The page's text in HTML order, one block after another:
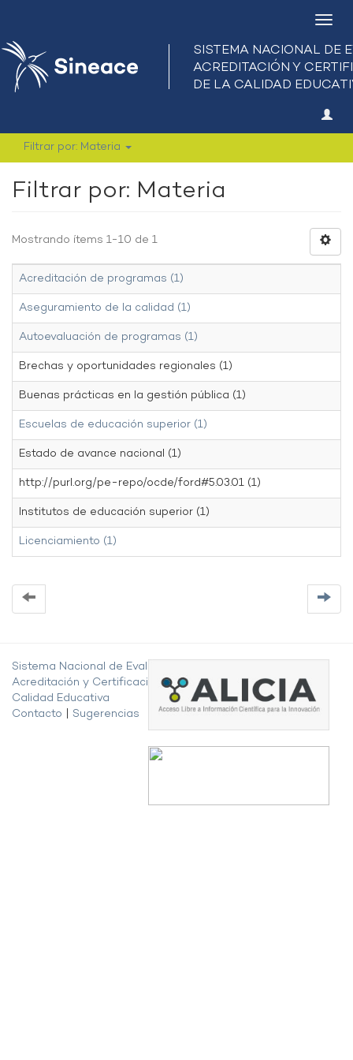
Filtrar por: Materia
Filtrar por: Materia
Mostrando ítems 1-10 de 1
Acreditación de programas (1)
Aseguramiento de la calidad (1)
Autoevaluación de programas (1)
Brechas y oportunidades regionales (1)
Buenas prácticas en la gestión pública (1)
Escuelas de educación superior (1)
Estado de avance nacional (1)
http://purl.org/pe-repo/ocde/ford#5.03.01 (1)
Institutos de educación superior (1)
Licenciamiento (1)
Sistema Nacional de Evaluación,
Acreditación y Certificación de la
Calidad Educativa
Contacto
Sugerencias